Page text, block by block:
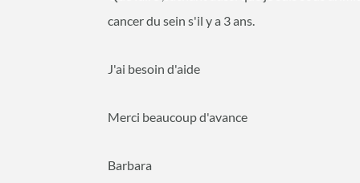
cancer du sein s'il y a 3 ans.
J'ai besoin d'aide
Merci beaucoup d'avance
Barbara